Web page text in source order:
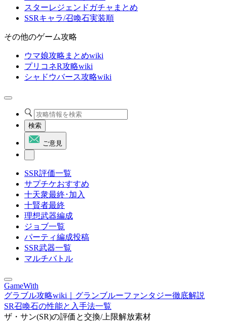
スターレジェンドガチャまとめ
SSRキャラ/召喚石実装順
その他のゲーム攻略
ウマ娘攻略まとめwiki
プリコネR攻略wiki
シャドウバース攻略wiki
検索
ご意見
SSR評価一覧
サプチケおすすめ
十天衆最終･加入
十賢者最終
理想武器編成
ジョブ一覧
パーティ編成投稿
SSR武器一覧
マルチバトル
GameWith
グラブル攻略wiki｜グランブルーファンタジー徹底解説
SR召喚石の性能と入手法一覧
ザ・サン(SR)の評価と交換/上限解放素材